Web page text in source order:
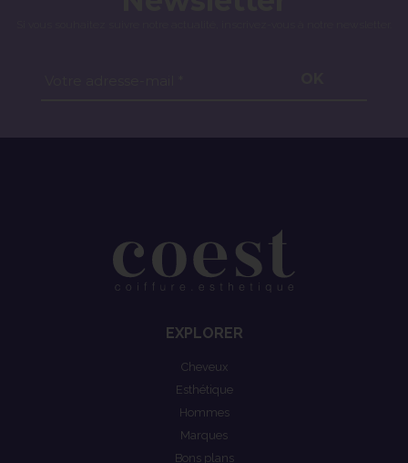
EXPLORER
Cheveux
Esthétique
Hommes
Marques
Bons plans